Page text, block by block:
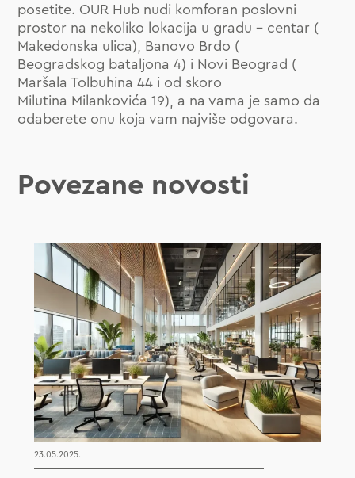
posetite. OUR Hub nudi komforan poslovni
prostor na nekoliko lokacija u gradu – centar (
Makedonska ulica), Banovo Brdo (
Beogradskog bataljona 4) i Novi Beograd (
Maršala Tolbuhina 44 i od skoro
Milutina Milankovića 19), a na vama je samo da
odaberete onu koja vam najviše odgovara.
Povezane novosti
23.05.2025.